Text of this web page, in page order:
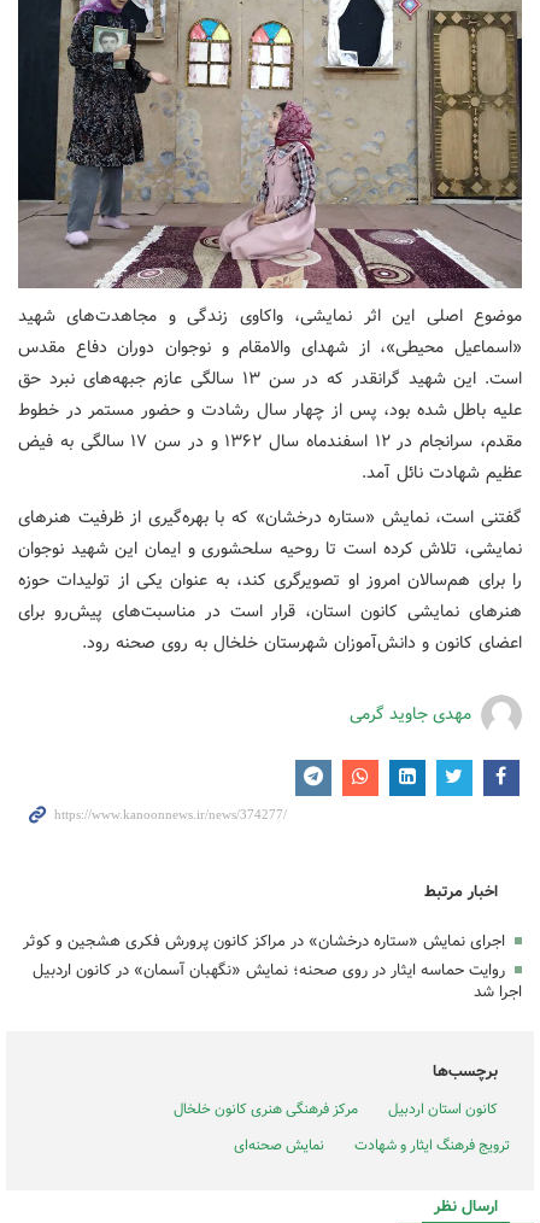
موضوع اصلی این اثر نمایشی، واکاوی زندگی و مجاهدت‌های شهید
«اسماعیل محیطی»، از شهدای والامقام و نوجوان دوران دفاع مقدس
است. این شهید گرانقدر که در سن ۱۳ سالگی عازم جبهه‌های نبرد حق
علیه باطل شده بود، پس از چهار سال رشادت و حضور مستمر در خطوط
مقدم، سرانجام در ۱۲ اسفندماه سال ۱۳۶۲ و در سن ۱۷ سالگی به فیض
عظیم شهادت نائل آمد.
گفتنی است، نمایش «ستاره درخشان» که با بهره‌گیری از ظرفیت هنرهای
نمایشی، تلاش کرده است تا روحیه سلحشوری و ایمان این شهید نوجوان
را برای هم‌سالان امروز او تصویرگری کند، به عنوان یکی از تولیدات حوزه
هنرهای نمایشی کانون استان، قرار است در مناسبت‌های پیش‌رو برای
اعضای کانون و دانش‌آموزان شهرستان خلخال به روی صحنه رود.
مهدی جاوید گرمی
اخبار مرتبط
اجرای نمایش «ستاره درخشان» در مراکز کانون پرورش فکری هشجین و کوثر
روایت حماسه‌ ایثار در روی صحنه؛ نمایش «نگهبان آسمان» در کانون اردبیل
اجرا شد
برچسب‌ها
کانون استان اردبیل
مرکز فرهنگی هنری کانون خلخال
ترویج فرهنگ ایثار و شهادت
نمایش صحنه‌ای
ارسال نظر